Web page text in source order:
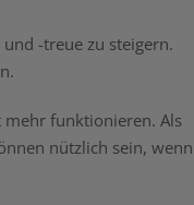
-treue zu steigern.
mehr funktionieren. Als
nützlich sein, wenn